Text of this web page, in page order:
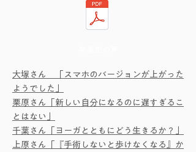
大塚さん 「スマホのバージョンが上がった
ようでした」
栗原さん​「新しい自分になるのに遅すぎるこ
とはない」
千葉さん「ヨーガとともにどう生きるか？」
上原さん「『手術しないと歩けなくなる』か